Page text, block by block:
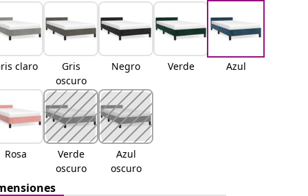
claro
Gris
oscuro
Negro Verde Azul
Rosa
Verde
oscuro
Azul
oscuro